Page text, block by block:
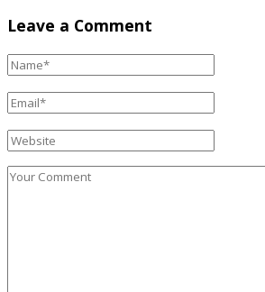
Leave a Comment